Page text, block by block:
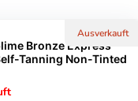
Ausverkauft
Bronze Express
Tanning Non-Tinted